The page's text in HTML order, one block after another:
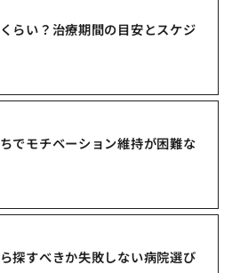
らい？治療期間の目安とスケジ
でモチベーション維持が困難な
探すべきか失敗しない病院選び